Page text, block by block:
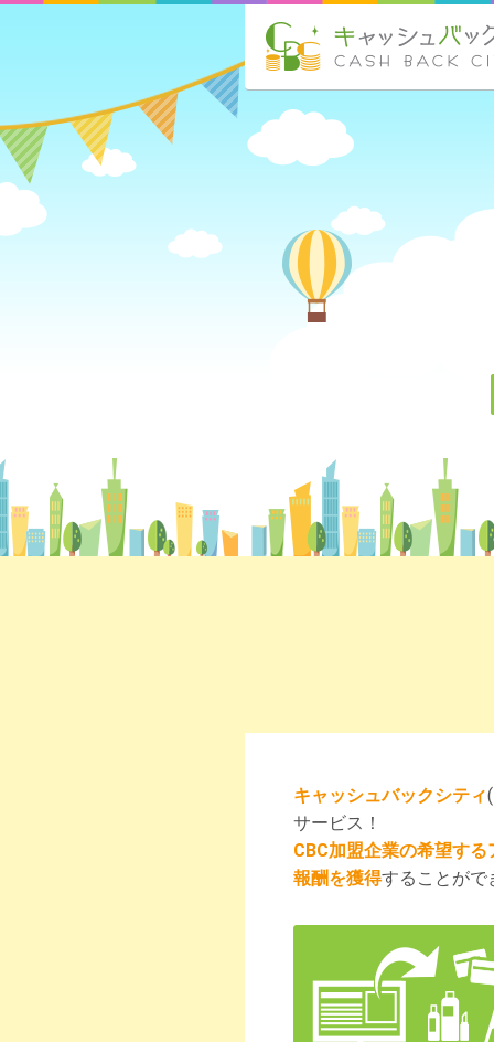
キャッシュバックシティ
サービス！
CBC加盟企業の希望する
報酬を獲得することがで